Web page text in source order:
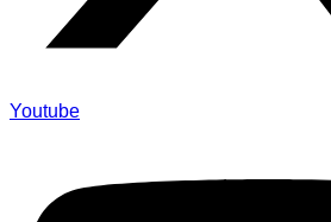
Youtube